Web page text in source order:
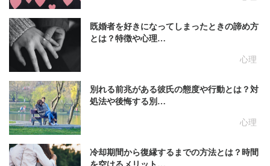
心理
既婚者を好きになってしまったときの諦め方
とは？特徴や心理…
心理
別れる前兆がある彼氏の態度や行動とは？対
処法や後悔する別…
冷却期間から復縁するまでの方法とは？時間